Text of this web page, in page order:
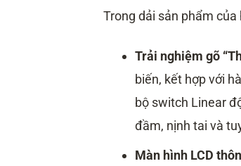
Trong dải sản phẩm của
Trải nghiệm gõ
biến, kết hợp với
bộ switch Linear
đầm, nịnh tai và
Màn hình LCD